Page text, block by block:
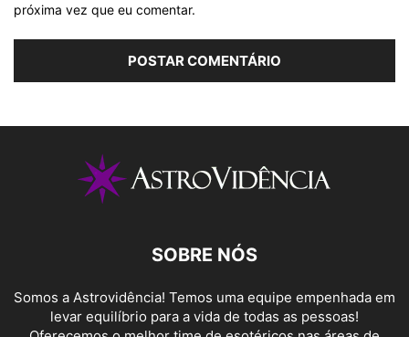
próxima vez que eu comentar.
SOBRE NÓS
Somos a Astrovidência! Temos uma equipe empenhada em
levar equilíbrio para a vida de todas as pessoas!